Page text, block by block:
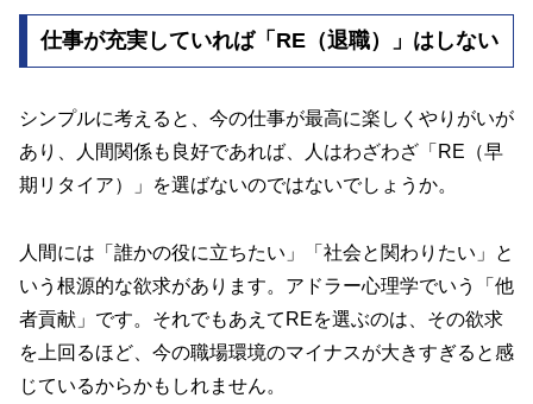
仕事が充実していれば「RE（退職）」はしない
シンプルに考えると、今の仕事が最高に楽しくやりがいが
あり、人間関係も良好であれば、人はわざわざ「RE（早
期リタイア）」を選ばないのではないでしょうか。
人間には「誰かの役に立ちたい」「社会と関わりたい」と
いう根源的な欲求があります。アドラー心理学でいう「他
者貢献」です。それでもあえてREを選ぶのは、その欲求
を上回るほど、今の職場環境のマイナスが大きすぎると感
じているからかもしれません。